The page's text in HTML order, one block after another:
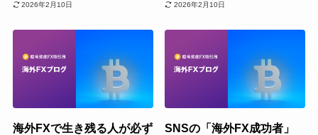
2026年2月10日 2026年2月10日
海外FXで生き残る人が必ず
SNSの「海外FX成功者」